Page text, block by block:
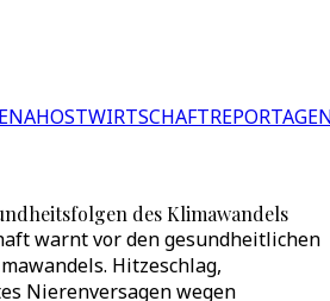
NAHOSTWIRTSCHAFT
des Klimawandels
warnt vor den gesundheitlichen
Hitzeschlag,
Nierenversagen wegen